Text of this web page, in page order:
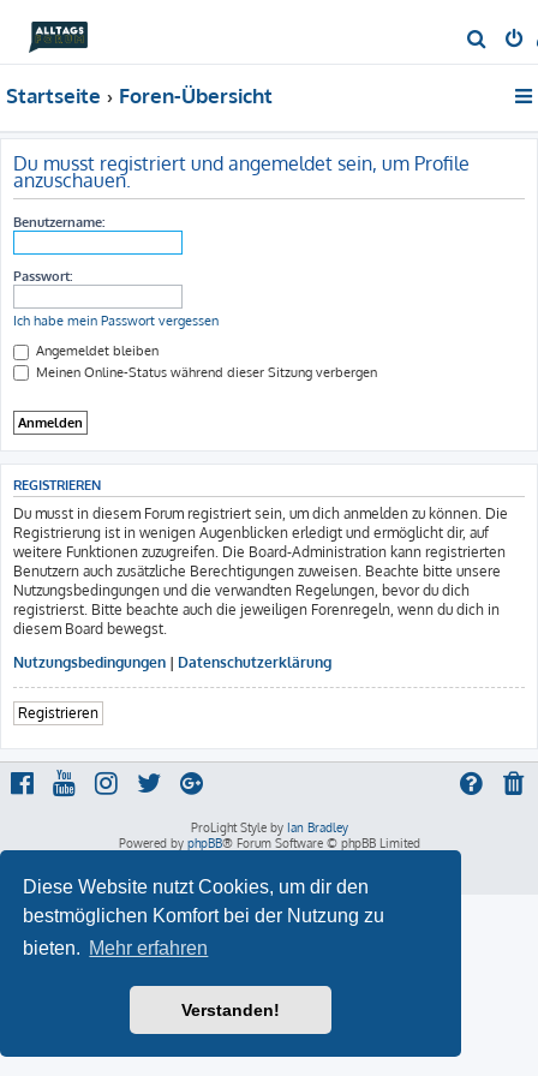
Diese Website nutzt Cookies, um dir den
bestmöglichen Komfort bei der Nutzung zu
bieten. Mehr erfahren
Verstanden!
u
Startseite Foren-Übersicht
Du musst registriert und angemeldet sein, um Profile
anzuschauen.
Benutzername:
Passwort:
Ich habe mein Passwort vergessen
Angemeldet bleiben
Meinen Online-Status während dieser Sitzung verbergen
REGISTRIEREN
Du musst in diesem Forum registriert sein, um dich anmelden zu können. Die
Registrierung ist in wenigen Augenblicken erledigt und ermöglicht dir, auf
weitere Funktionen zuzugreifen. Die Board-Administration kann registrierten
Benutzern auch zusätzliche Berechtigungen zuweisen. Beachte bitte unsere
Nutzungsbedingungen und die verwandten Regelungen, bevor du dich
registrierst. Bitte beachte auch die jeweiligen Forenregeln, wenn du dich in
diesem Board bewegst.
Nutzungsbedingungen | Datenschutzerklärung
Registrieren
ProLight Style by Ian Bradley
Powered by phpBB® Forum Software © phpBB Limited